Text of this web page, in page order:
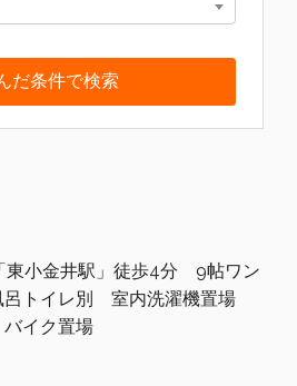
東小金井駅」徒歩4分 9帖ワン
トイレ別 室内洗濯機置場
イク置場